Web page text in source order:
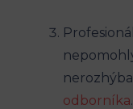
odborníka